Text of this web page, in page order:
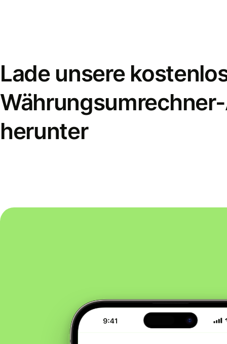
Lade unsere
herunter